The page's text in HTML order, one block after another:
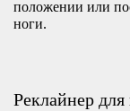
положении или
ноги.
Реклайнер